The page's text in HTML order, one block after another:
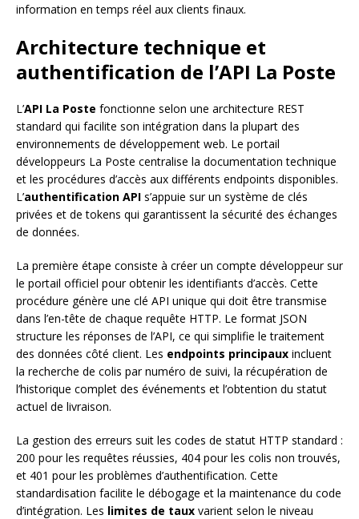
information en temps réel aux clients finaux.
Architecture technique et
authentification de l’API La Poste
L’API La Poste fonctionne selon une architecture REST
standard qui facilite son intégration dans la plupart des
environnements de développement web. Le portail
développeurs La Poste centralise la documentation technique
et les procédures d’accès aux différents endpoints disponibles.
L’authentification API s’appuie sur un système de clés
privées et de tokens qui garantissent la sécurité des échanges
de données.
La première étape consiste à créer un compte développeur sur
le portail officiel pour obtenir les identifiants d’accès. Cette
procédure génère une clé API unique qui doit être transmise
dans l’en-tête de chaque requête HTTP. Le format JSON
structure les réponses de l’API, ce qui simplifie le traitement
des données côté client. Les endpoints principaux incluent
la recherche de colis par numéro de suivi, la récupération de
l’historique complet des événements et l’obtention du statut
actuel de livraison.
La gestion des erreurs suit les codes de statut HTTP standard :
200 pour les requêtes réussies, 404 pour les colis non trouvés,
et 401 pour les problèmes d’authentification. Cette
standardisation facilite le débogage et la maintenance du code
d’intégration. Les limites de taux varient selon le niveau